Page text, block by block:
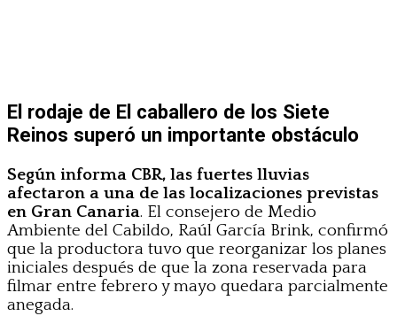
El rodaje de El caballero de los Siete
Reinos superó un importante obstáculo
Según informa CBR, las fuertes lluvias
afectaron a una de las localizaciones previstas
en Gran Canaria. El consejero de Medio
Ambiente del Cabildo, Raúl García Brink, confirmó
que la productora tuvo que reorganizar los planes
iniciales después de que la zona reservada para
filmar entre febrero y mayo quedara parcialmente
anegada.